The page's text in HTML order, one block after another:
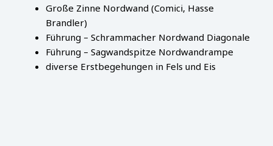
Große Zinne Nordwand (Comici, Hasse
Brandler)
Führung – Schrammacher Nordwand Diagonale
Führung – Sagwandspitze Nordwandrampe
diverse Erstbegehungen in Fels und Eis